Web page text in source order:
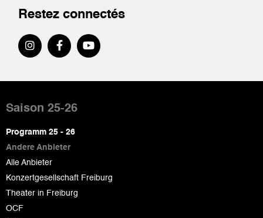
Restez connectés
de
page
Saison 25-26
Programm 25 - 26
Andere Anbieter
Alle Anbieter
Konzertgesellschaft Freiburg
Theater in Freiburg
OCF